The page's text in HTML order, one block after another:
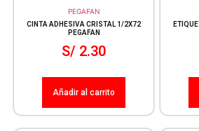
PEGAFAN
CINTA ADHESIVA CRISTAL 1/2X72
PEGAFAN
S/ 2.30
Añadir al carrito